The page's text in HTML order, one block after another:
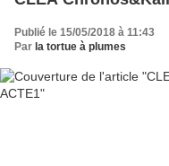
Publié le 15/05/2018 à 11:43
Par la tortue à plumes